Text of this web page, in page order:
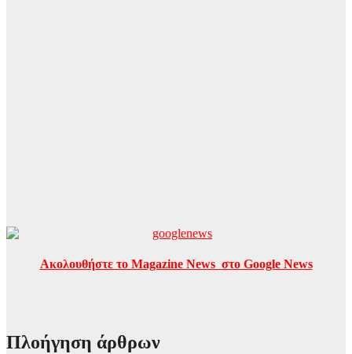
Ακολουθήστε το Magazine News στο Google News
Πλοήγηση άρθρων